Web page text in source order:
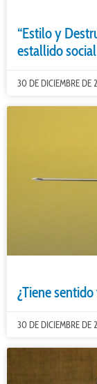
“Estilo y
estallido social
30 DE DICIEMBRE DE
¿Tiene
30 DE DICIEMBRE DE